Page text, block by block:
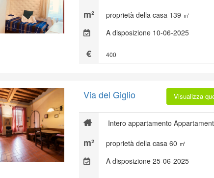
proprietà della casa 139 ㎡
A disposizione 10-06-2025
400
Via del Giglio Visualizza
Intero appartamento
proprietà della casa 60 ㎡
A disposizione 25-06-2025